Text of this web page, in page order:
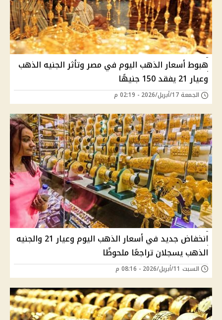
هبوط أسعار الذهب اليوم في مصر وتأثر الجنيه الذهب
وعيار 21 يفقد 150 جنيهًا
الجمعة 17/أبريل/2026 - 02:19 م
انخفاض جديد في أسعار الذهب اليوم وعيار 21 والجنيه
الذهب يسجلان تراجعًا ملحوظًا
السبت 11/أبريل/2026 - 08:16 م